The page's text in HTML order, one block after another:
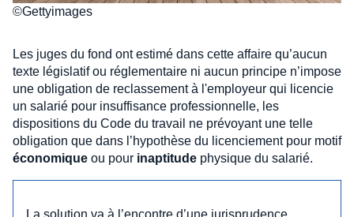
©Gettyimages
Les juges du fond ont estimé dans cette affaire qu’aucun
texte législatif ou réglementaire ni aucun principe n’impose
une obligation de reclassement à l'employeur qui licencie
un salarié pour insuffisance professionnelle, les
dispositions du Code du travail ne prévoyant une telle
obligation que dans l’hypothèse du licenciement pour motif
économique ou pour inaptitude physique du salarié.
La solution va à l’encontre d’une jurisprudence